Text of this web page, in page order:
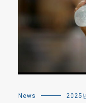
News 2025